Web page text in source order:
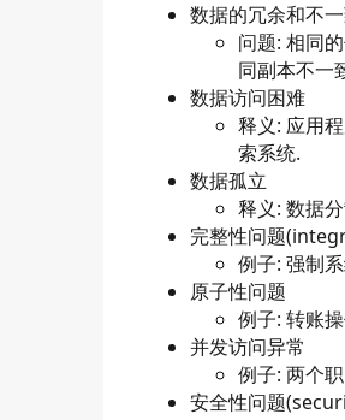
数据的冗余和不
问题: 相同
同副本不一
数据访问困难
释义: 应用
索系统.
数据孤立
释义: 数据
完整性问题
例子: 强制
原子性问题
例子: 转账
并发访问异常
例子: 两个
安全性问题